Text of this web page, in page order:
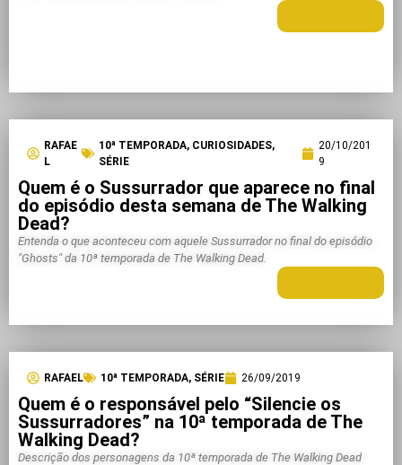
RAFAE
L
10ª TEMPORADA, CURIOSIDADES,
SÉRIE
20/10/201
9
Quem é o Sussurrador que aparece no final
do episódio desta semana de The Walking
Dead?
Entenda o que aconteceu com aquele Sussurrador no final do episódio
"Ghosts" da 10ª temporada de The Walking Dead.
RAFAEL 10ª TEMPORADA, SÉRIE 26/09/2019
Quem é o responsável pelo “Silencie os
Sussurradores” na 10ª temporada de The
Walking Dead?
Descrição dos personagens da 10ª temporada de The Walking Dead